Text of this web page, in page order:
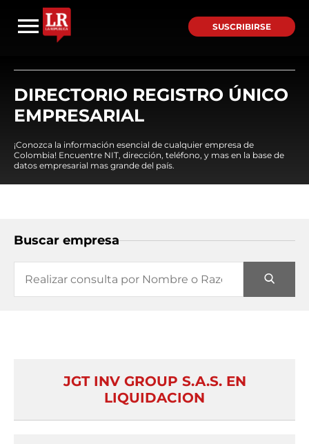
SUSCRIBIRSE
DIRECTORIO REGISTRO ÚNICO
EMPRESARIAL
¡Conozca la información esencial de cualquier empresa de
Colombia! Encuentre NIT, dirección, teléfono, y mas en la base de
datos empresarial mas grande del país.
Buscar empresa
JGT INV GROUP S.A.S. EN
LIQUIDACION